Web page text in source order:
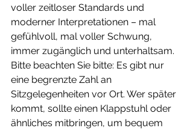
voller zeitloser Standards und
moderner Interpretationen – mal
gefühlvoll, mal voller Schwung,
immer zugänglich und unterhaltsam.
Bitte beachten Sie bitte: Es gibt nur
eine begrenzte Zahl an
Sitzgelegenheiten vor Ort. Wer später
kommt, sollte einen Klappstuhl oder
ähnliches mitbringen, um bequem